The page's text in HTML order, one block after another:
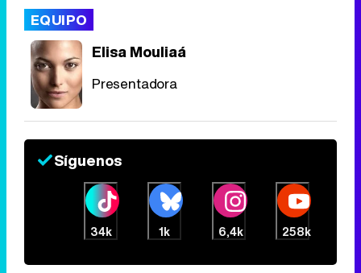
EQUIPO
Elisa Mouliaá
Presentadora
Síguenos
34k 1k 6,4k 258k